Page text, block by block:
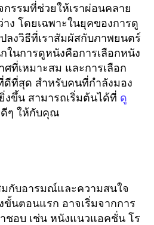
รรมที่ช่วยให้เราผ่อนคลาย
ง โดยเฉพาะในยุคของการดู
ลงวิธีที่เราสัมผัสกับภาพยนตร์
ในการดูหนังคือการเลือกหนัง
ที่เหมาะสม และการเลือก
ที่สุด สำหรับคนที่กำลังมอง
ขึ้น สามารถเริ่มต้นได้ที่ ดู
ๆ ให้กับคุณ
มกับอารมณ์และความสนใจ
ขั้นตอนแรก อาจเริ่มจากการ
ชอบ เช่น หนังแนวแอคชั่น โร